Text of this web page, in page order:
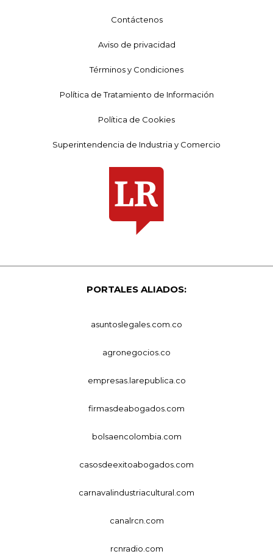
Contáctenos
Aviso de privacidad
Términos y Condiciones
Política de Tratamiento de Información
Política de Cookies
Superintendencia de Industria y Comercio
PORTALES ALIADOS:
asuntoslegales.com.co
agronegocios.co
empresas.larepublica.co
firmasdeabogados.com
bolsaencolombia.com
casosdeexitoabogados.com
carnavalindustriacultural.com
canalrcn.com
rcnradio.com